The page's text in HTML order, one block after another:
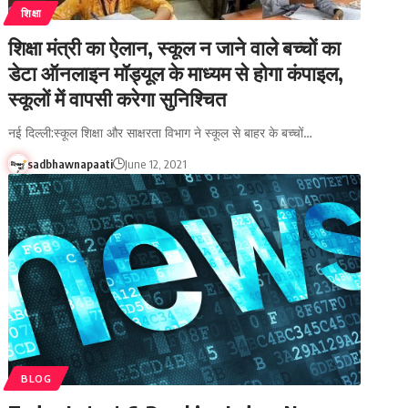
शिक्षा
शिक्षा मंत्री का ऐलान, स्कूल न जाने वाले बच्चों का
डेटा ऑनलाइन मॉड्यूल के माध्यम से होगा कंपाइल,
स्कूलों में वापसी करेगा सुनिश्चित
नई दिल्ली:स्कूल शिक्षा और साक्षरता विभाग ने स्कूल से बाहर के बच्चों…
sadbhawnapaati June 12, 2021
BLOG